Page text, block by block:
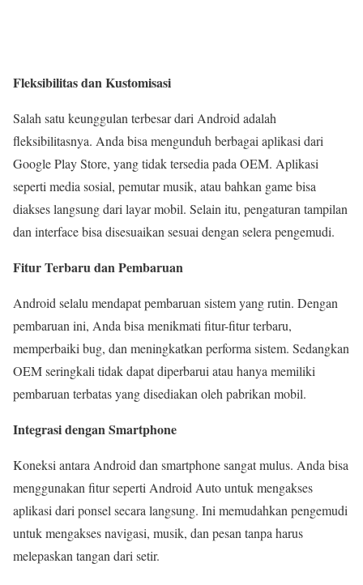
Fleksibilitas dan Kustomisasi
Salah satu keunggulan terbesar dari Android adalah
fleksibilitasnya. Anda bisa mengunduh berbagai aplikasi dari
Google Play Store, yang tidak tersedia pada OEM. Aplikasi
seperti media sosial, pemutar musik, atau bahkan game bisa
diakses langsung dari layar mobil. Selain itu, pengaturan tampilan
dan interface bisa disesuaikan sesuai dengan selera pengemudi.
Fitur Terbaru dan Pembaruan
Android selalu mendapat pembaruan sistem yang rutin. Dengan
pembaruan ini, Anda bisa menikmati fitur-fitur terbaru,
memperbaiki bug, dan meningkatkan performa sistem. Sedangkan
OEM seringkali tidak dapat diperbarui atau hanya memiliki
pembaruan terbatas yang disediakan oleh pabrikan mobil.
Integrasi dengan Smartphone
Koneksi antara Android dan smartphone sangat mulus. Anda bisa
menggunakan fitur seperti Android Auto untuk mengakses
aplikasi dari ponsel secara langsung. Ini memudahkan pengemudi
untuk mengakses navigasi, musik, dan pesan tanpa harus
melepaskan tangan dari setir.